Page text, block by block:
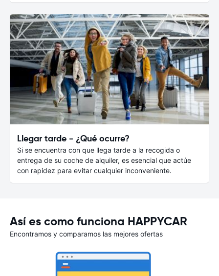
Llegar tarde - ¿Qué ocurre?
Si se encuentra con que llega tarde a la recogida o
entrega de su coche de alquiler, es esencial que actúe
con rapidez para evitar cualquier inconveniente.
Así es como funciona HAPPYCAR
Encontramos y comparamos las mejores ofertas